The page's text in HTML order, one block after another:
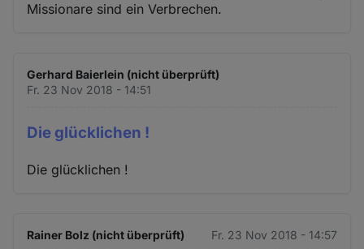
Missionare sind ein Verbrechen.
Gerhard Baierlein (nicht überprüft)
Fr. 23 Nov 2018 - 14:51
Die glücklichen !
Die glücklichen !
Rainer Bolz (nicht überprüft) Fr. 23 Nov 2018 - 14:57